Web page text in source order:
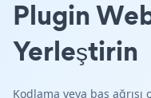
Plugin
Yerleştirin
Kodlama veya baş